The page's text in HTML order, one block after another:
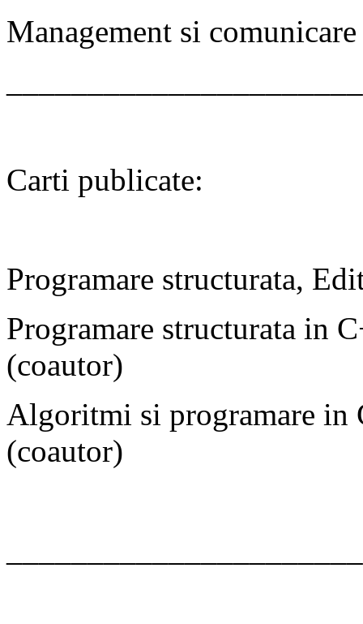
Management si
Carti publicate:
Programare structurata,
Programare structurata in
(coautor)
Algoritmi si programare
(coautor)